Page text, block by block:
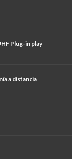
Plug-in play
a distancia